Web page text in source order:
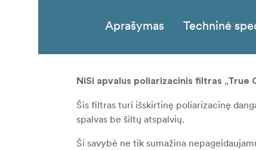
Aprašymas Techninė
NiSi apvalus poliarizacinis filtras „True
Šis filtras turi išskirtinę poliarizacinę
spalvas be šiltų atspalvių.
Ši savybė ne tik sumažina